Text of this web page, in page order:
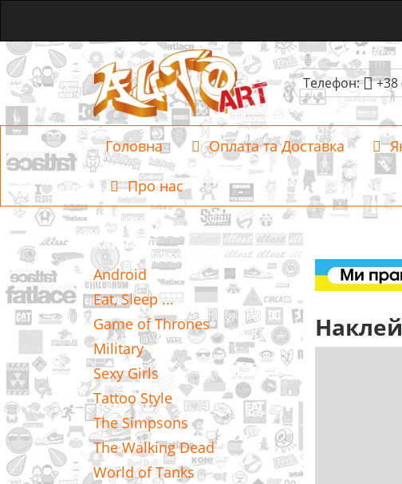
Телефон: +38
Головна Оплата та Доставка
Про нас
Категорії
Android
Eat, Sleep ...
Game of Thrones
Military
Sexy Girls
Tattoo Style
The Simpsons
The Walking Dead
World of Tanks